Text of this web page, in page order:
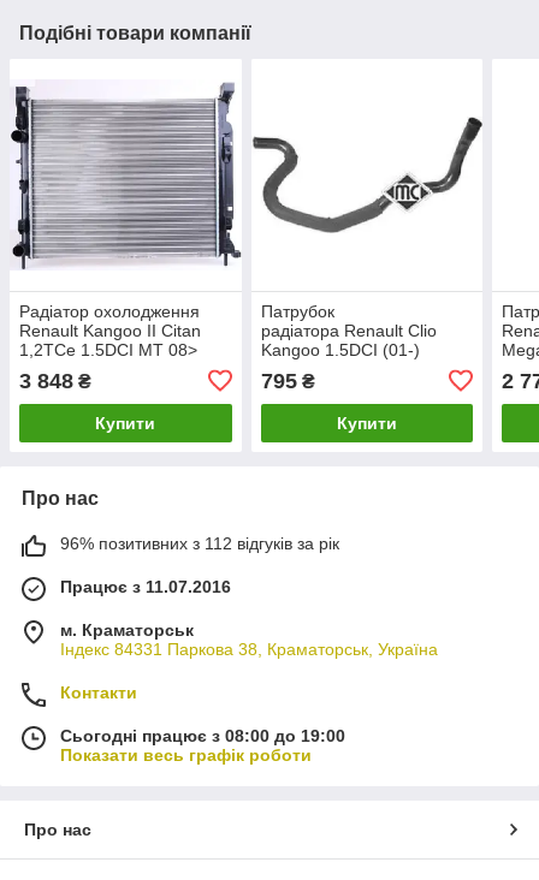
Подібні товари компанії
Радіатор охолодження
Renault Kangoo II Citan
1,2TCe 1.5DCI MT 08>
3 848 ₴
Купити
Патрубок
радіатора Renault Clio
Kangoo 1.5DCI (01-)
795₴
Купити
2
Про нас
96% позитивних з 112 відгуків за рік
Працює з 11.07.2016
м. Краматорськ
Індекс 84331 Паркова 38, Краматорськ, Україна
Контакти
Сьогодні працює з 08:00 до 19:00
Показати весь графік роботи
Про нас